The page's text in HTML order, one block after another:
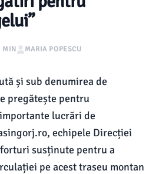
MIN MARIA POPESCU
și sub denumirea de
pregătește pentru
lucrări de
echipele Direcției
susținute pentru a
pe acest traseu montan